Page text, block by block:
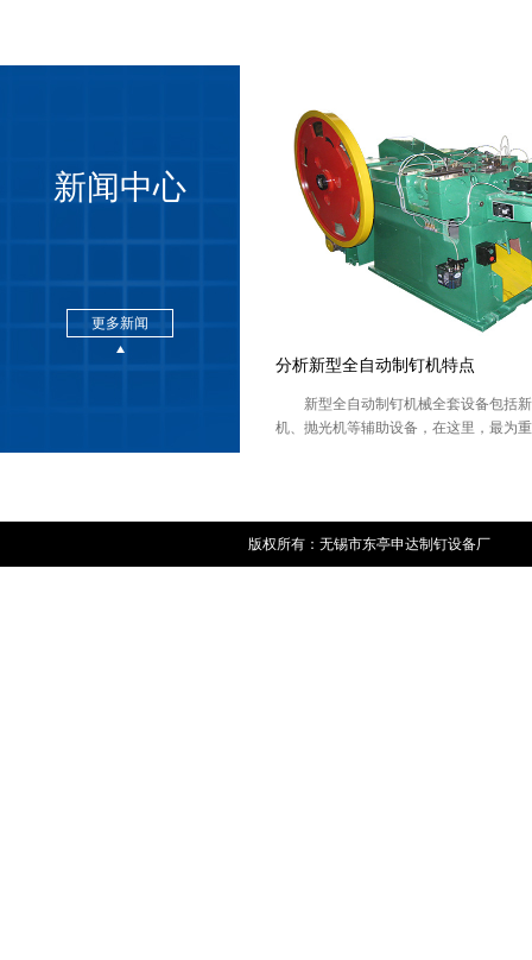
新闻中心
更多新闻
分析新型全自动制钉机特点
新型全自动制钉机械全套设备包括新
机、抛光机等辅助设备，在这里，最为
版权所有：无锡市东亭申达制钉设备厂